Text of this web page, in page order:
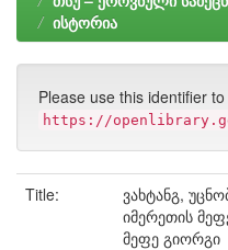
ისტორია
Please use this identifier
https://
Title:
ვახტანგ,
იმერეთის
მეფე გიორგი